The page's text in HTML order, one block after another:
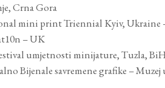
Crna Gora
mini print Triennial Kyiv, Ukraine
– UK
umjetnosti minijature, Tuzla,
Bijenale savremene grafike –